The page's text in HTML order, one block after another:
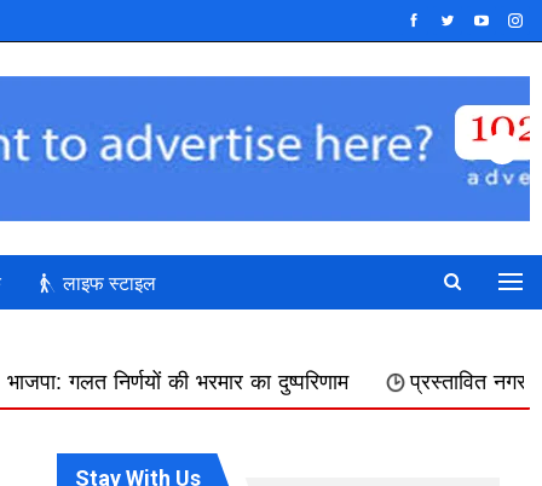
लाइफ स्टाइल
भरमार का दुष्परिणाम प्रस्तावित नगर निगम में शामिल किए
Stay With Us